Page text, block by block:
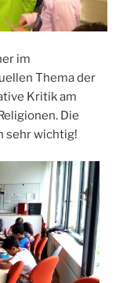
im
Thema der
Kritik am
Die
sehr wichtig!